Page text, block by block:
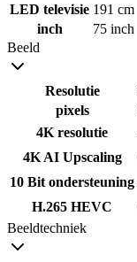
LED televisie 191 cm
inch
75 inch
Beeld
Resolutie
pixels
4K resolutie
4K AI Upscaling
10 Bit ondersteuning
H.265 HEVC
Beeldtechniek